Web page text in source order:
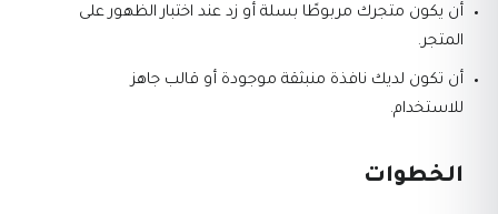
أن يكون متجرك مربوطًا بسلة أو زد عند اختبار الظهور على
المتجر.
أن تكون لديك نافذة منبثقة موجودة أو قالب جاهز
للاستخدام.
الخطوات